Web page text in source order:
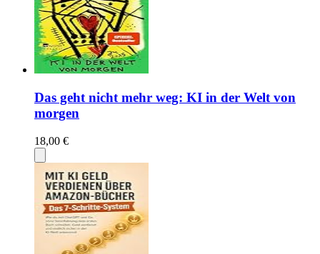
Das geht nicht mehr weg: KI in der Welt von
morgen
18,00 €